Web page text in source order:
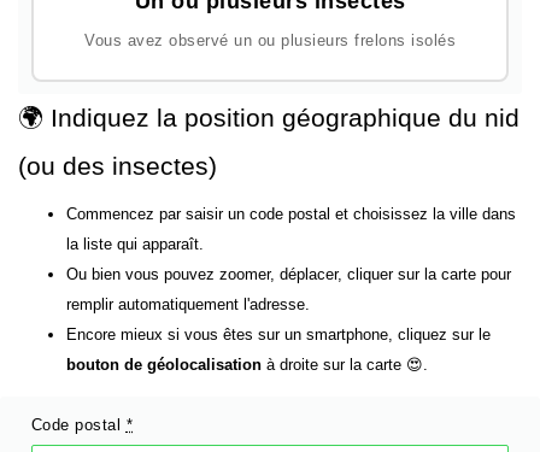
Vous avez observé un ou plusieurs frelons isolés
🌍 Indiquez la position géographique du nid
(ou des insectes)
Commencez par saisir un code postal et choisissez la ville dans
la liste qui apparaît.
Ou bien vous pouvez zoomer, déplacer, cliquer sur la carte pour
remplir automatiquement l'adresse.
Encore mieux si vous êtes sur un smartphone, cliquez sur le
bouton de géolocalisation à droite sur la carte 😍.
Code postal *